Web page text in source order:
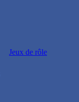
Jeux de rôle